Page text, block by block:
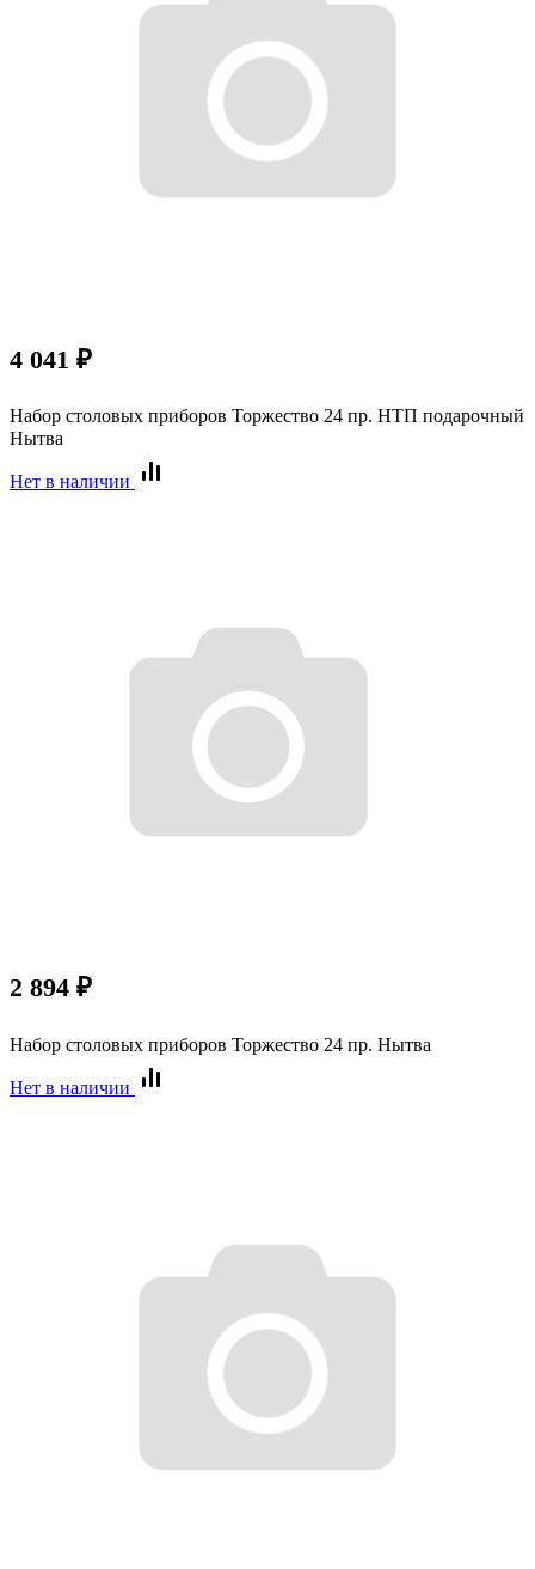
4 041 ₽
Набор столовых приборов Торжество 24 пр. НТП подарочный
Нытва
Нет в наличии
2 894 ₽
Набор столовых приборов Торжество 24 пр. Нытва
Нет в наличии